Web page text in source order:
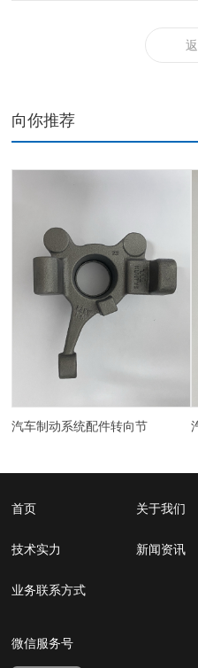
向你推荐
汽车制动系统配件转向节
首页 关于我们
技术实力 新闻资讯
业务联系方式
微信服务号